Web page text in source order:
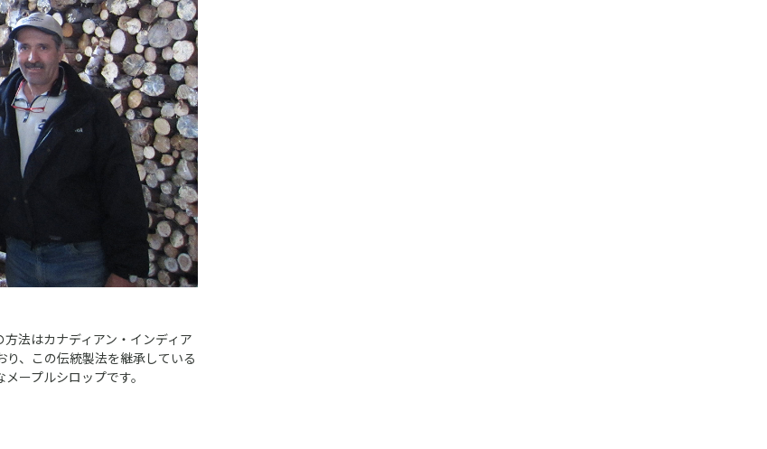
法はカナディアン・インディア
、この伝統製法を継承している
ープルシロップです。